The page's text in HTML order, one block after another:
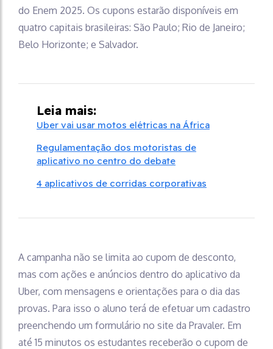
do Enem 2025. Os cupons estarão disponíveis em
quatro capitais brasileiras: São Paulo; Rio de Janeiro;
Belo Horizonte; e Salvador.
Leia mais:
Uber vai usar motos elétricas na África
Regulamentação dos motoristas de
aplicativo no centro do debate
4 aplicativos de corridas corporativas
A campanha não se limita ao cupom de desconto,
mas com ações e anúncios dentro do aplicativo da
Uber, com mensagens e orientações para o dia das
provas. Para isso o aluno terá de efetuar um cadastro
preenchendo um formulário no site da Pravaler. Em
até 15 minutos os estudantes receberão o cupom de